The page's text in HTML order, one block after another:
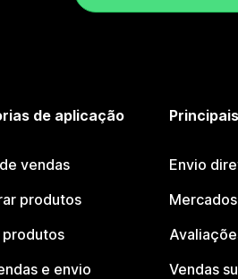
de aplicação
vendas
produtos
e envio
Envio
Mercados
Vendas